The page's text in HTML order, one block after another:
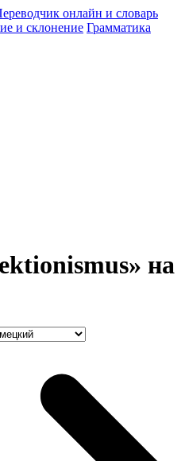
и склонение Грамматика
на